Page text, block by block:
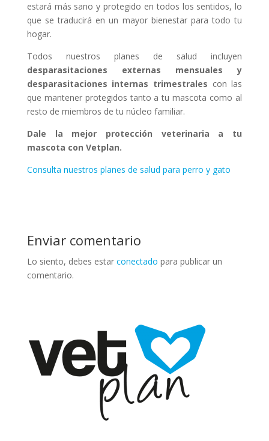
estará más sano y protegido en todos los sentidos, lo
que se traducirá en un mayor bienestar para todo tu
hogar.
Todos nuestros planes de salud incluyen
desparasitaciones externas mensuales y
desparasitaciones internas trimestrales con las
que mantener protegidos tanto a tu mascota como al
resto de miembros de tu núcleo familiar.
Dale la mejor protección veterinaria a tu
mascota con Vetplan.
Consulta nuestros planes de salud para perro y gato
Enviar comentario
Lo siento, debes estar conectado para publicar un
comentario.